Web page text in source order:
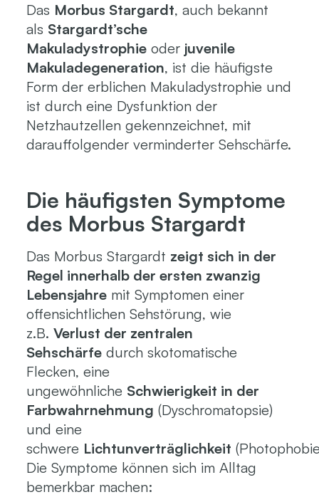
Das Morbus Stargardt, auch bekannt
als Stargardt’sche
Makuladystrophieoder juvenile
Makuladegeneration, ist die häufigste
Form der erblichen Makuladystrophie und
ist durch eine Dysfunktion der
Netzhautzellen gekennzeichnet, mit
darauffolgender verminderter Sehschärfe.
Die häufigsten Symptome
des Morbus Stargardt
Das Morbus Stargardt zeigt sich in der
Regel innerhalb der ersten zwanzig
Lebensjahremit Symptomen einer
offensichtlichen Sehstörung, wie
z.B. Verlust der zentralen
Sehschärfedurch skotomatische
Flecken, eine
ungewöhnliche Schwierigkeit in der
Farbwahrnehmung (Dyschromatopsie)
und eine
schwere Lichtunverträglichkeit
Die Symptome können sich im Alltag
bemerkbar machen: